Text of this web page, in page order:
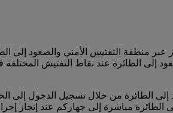
عبر منطقة التفتيش الأمني والصعود
إلى الطائرة عند نقاط التفتيش المختلفة
الطائرة من خلال تسجيل الدخول إلى
الطائرة مباشرة إلى جهازكم عند إنجاز